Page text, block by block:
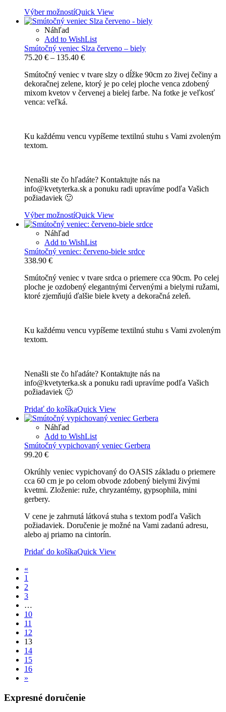
Výber možnostíQuick View
Náhľad
Add to WishList
Smútočný veniec Slza červeno – biely
75.20 € – 135.40 €Price
75.20 €
through
135.40 €
Smútočný veniec v tvare slzy o dĺžke 90cm zo živej čečiny a
dekoračnej zelene, ktorý je po celej ploche venca zdobený
mixom kvetov v červenej a bielej farbe. Na fotke je veľkosť
venca: veľká.
Ku každému vencu vypíšeme textilnú stuhu s Vami zvoleným
textom.
Nenašli ste čo hľadáte? Kontaktujte nás na
info@kvetyterka.sk a ponuku radi upravíme podľa Vašich
požiadaviek 🙂
Výber možnostíQuick View
Náhľad
Add to WishList
Smútočný veniec: červeno-biele srdce
338.90 €
Smútočný veniec v tvare srdca o priemere cca 90cm. Po celej
ploche je ozdobený elegantnými červenými a bielymi ružami,
ktoré zjemňujú ďalšie biele kvety a dekoračná zeleň.
Ku každému vencu vypíšeme textilnú stuhu s Vami zvoleným
textom.
Nenašli ste čo hľadáte? Kontaktujte nás na
info@kvetyterka.sk a ponuku radi upravíme podľa Vašich
požiadaviek 🙂
Pridať do košíkaQuick View
Náhľad
Add to WishList
Smútočný vypichovaný veniec Gerbera
99.20 €
Okrúhly veniec vypichovaný do OASIS základu o priemere
cca 60 cm je po celom obvode zdobený bielymi živými
kvetmi. Zloženie: ruže, chryzantémy, gypsophila, mini
gerbery.
V cene je zahrnutá látková stuha s textom podľa Vašich
požiadaviek. Doručenie je možné na Vami zadanú adresu,
alebo aj priamo na cintorín.
Pridať do košíkaQuick View
«
1
2
3
…
10
11
12
13
14
15
16
»
Expresné doručenie